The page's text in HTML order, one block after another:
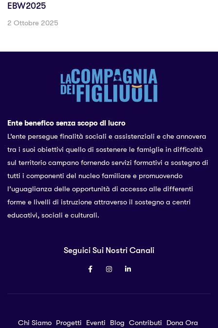
EBW2025
2 Ottobre 2025
Ente benefico senza scopo di lucro
L’ente persegue finalità sociali e assistenziali e che annovera
tra i suoi obiettivi quello di sostenere le famiglie in difficoltà
sul territorio campano fornendo servizi formativi a sostegno di
tutti i componenti del nucleo familiare e promuovendo
l’uguaglianza delle opportunità di accesso alle differenti
forme e livelli di istruzione attraverso il sostegno a centri
educativi, sociali e culturali.
Seguici Sui Nostri Canali
Chi Siamo Progetti Eventi Blog Contributi Dona Ora